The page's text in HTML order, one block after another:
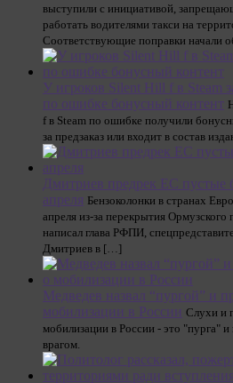
выступили с инициативой,
работать водителями такси на
Соответствующие поправки начали
У игроков Silent Hill f в Steam
по ошибке бонусный контент
f в Steam по ошибке получили
за предзаказ или входит в состав
Дмитриев предрек ЕС пустые
апреля Бензоколонки в странах
апреля из-за перекрытия
написал глава РФПИ,
Дмитриев в […]
Медведев назвал “пургой” и
мобилизации в России Слухи и
мобилизации в России - это "пурга"
врагом.